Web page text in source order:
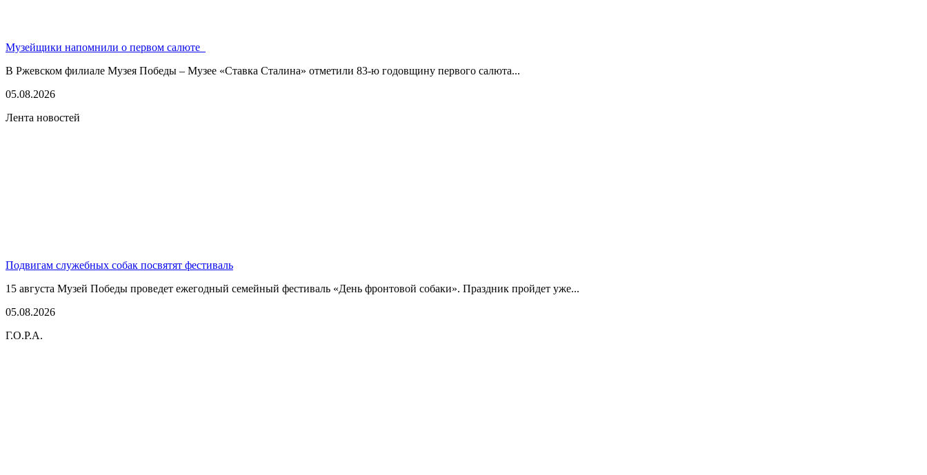
Музейщики напомнили о первом салюте
В Ржевском филиале Музея Победы – Музее «Ставка Сталина» отметили 83-ю годовщину первого салюта...
05.08.2026
Лента новостей
Подвигам служебных собак посвятят фестиваль
15 августа Музей Победы проведет ежегодный семейный фестиваль «День фронтовой собаки». Праздник пройдет уже...
05.08.2026
Г.О.Р.А.